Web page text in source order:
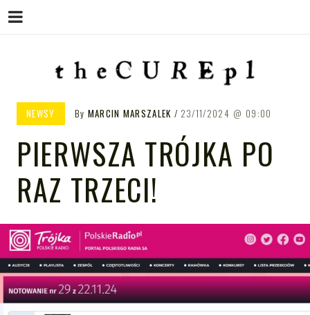
THE CURE PL – POLSKA
STRONA FANÓW ZESPOŁU THE
CURE
NEWSY By MARCIN MARSZALEK 23/11/2024 09:00
PIERWSZA TRÓJKA PO
RAZ TRZECI!
Menu